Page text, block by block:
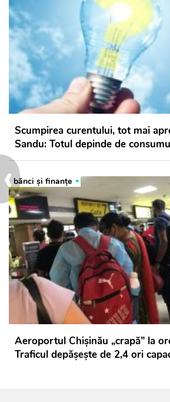
‹
Scumpirea curentului, tot mai
Sandu: Totul depinde de
bănci şi finanţe
Aeroportul Chișinău „crapă” la
Traficul depășește de 2,4 ori